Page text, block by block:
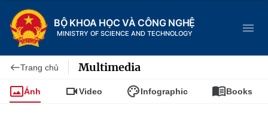
BỘ KHOA HỌC VÀ CÔNG NGHỆ
MINISTRY OF SCIENCE AND TECHNOLOGY
Trang chủ Multimedia
Ảnh Video Infographic Books